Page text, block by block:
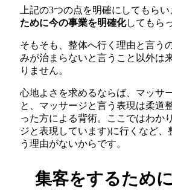
上記の3つの点を明確にしてもらい
ために今の事業を明確化してもら
そもそも、整体へ行く理由と言う
みが治まらないと言うこと以外は
りません。
心地よさを求めるならば、マッサ
と、マッサージと言う表現は柔道
った方による背術。ここではわか
ジと表現しています)に行くなど、
う理由がないからです。
集客をするため